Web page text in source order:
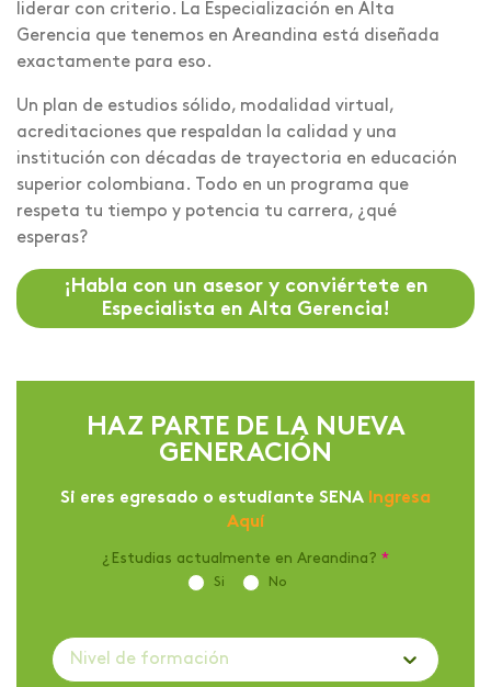
liderar con criterio. La Especialización en Alta
Gerencia que tenemos en Areandina está diseñada
exactamente para eso.
Un plan de estudios sólido, modalidad virtual,
acreditaciones que respaldan la calidad y una
institución con décadas de trayectoria en educación
superior colombiana. Todo en un programa que
respeta tu tiempo y potencia tu carrera, ¿qué
esperas?
¡Habla con un asesor y conviértete en
Especialista en Alta Gerencia!
HAZ PARTE DE LA NUEVA
GENERACIÓN
Si eres egresado o estudiante SENA Ingresa
Aquí
¿Estudias actualmente en Areandina? *
Si No
Nivel de formación